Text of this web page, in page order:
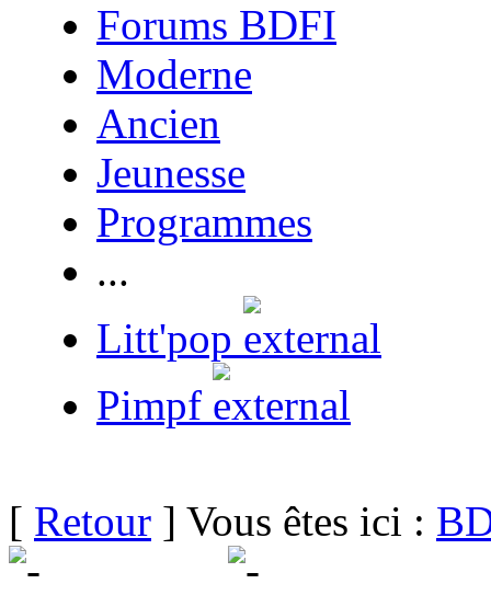
Forums BDFI
Moderne
Ancien
Jeunesse
Programmes
...
Litt'pop
Pimpf
[ Retour ] Vous êtes ici :